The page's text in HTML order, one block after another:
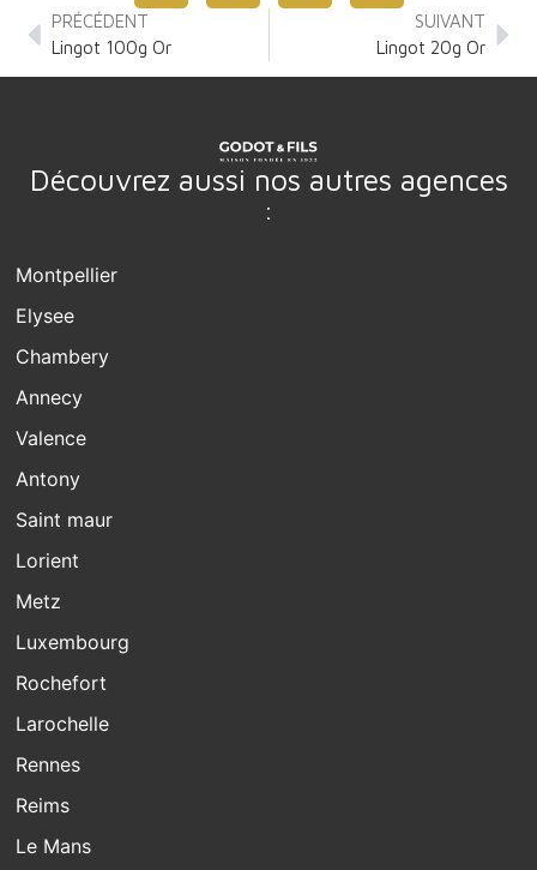
PRÉCÉDENT
Lingot 100g Or
SUIVANT
Lingot 20g Or
Découvrez aussi nos autres agences
:
Montpellier
Elysee
Chambery
Annecy
Valence
Antony
Saint maur
Lorient
Metz
Luxembourg
Rochefort
Larochelle
Rennes
Reims
Le Mans